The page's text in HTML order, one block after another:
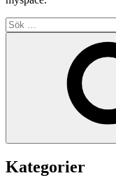
Sök
efter:
Kategorier